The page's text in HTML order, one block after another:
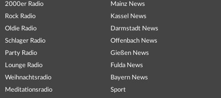
2000er Radio
Rock Radio
Oldie Radio
Schlager Radio
Party Radio
Lounge Radio
Weihnachtsradio
Meditationsradio
Mainz News
Kassel News
Darmstadt News
Offenbach News
Gießen News
Fulda News
Bayern News
Sport